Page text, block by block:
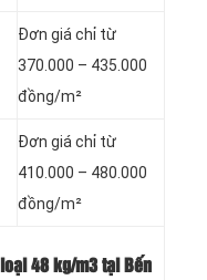
Đơn giá chỉ từ
370.000 – 435.000
đồng/m²
Đơn giá chỉ từ
410.000 – 480.000
đồng/m²
48 kg/m3 tại Bến